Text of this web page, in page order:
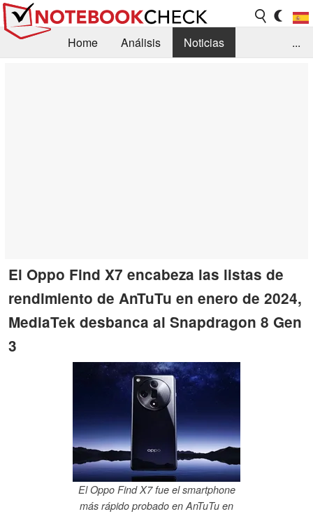
Home Análisis
Noticias
...
El Oppo Find X7 encabeza las listas de
rendimiento de AnTuTu en enero de 2024,
MediaTek desbanca al Snapdragon 8 Gen
3
El Oppo Find X7 fue el smartphone
más rápido probado en AnTuTu en